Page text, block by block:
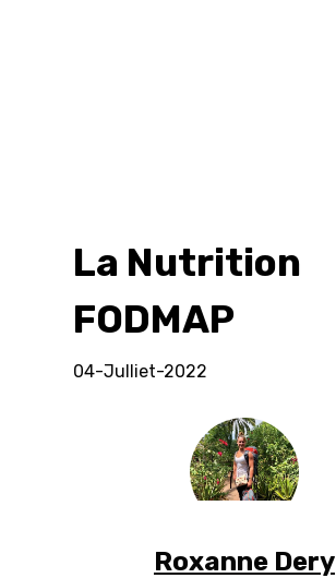
La Nutrition
FODMAP
04-Julliet-2022
Roxanne Dery